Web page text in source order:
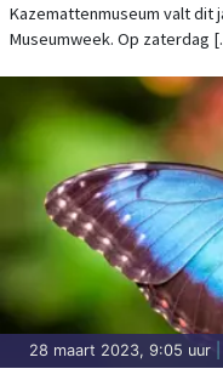
Kazemattenmuseum valt dit
Museumweek. Op zaterdag
28 maart 2023, 9:05 uur